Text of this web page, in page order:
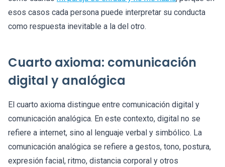
esos casos cada persona puede interpretar su conducta
como respuesta inevitable a la del otro.
Cuarto axioma: comunicación
digital y analógica
El cuarto axioma distingue entre comunicación digital y
comunicación analógica. En este contexto, digital no se
refiere a internet, sino al lenguaje verbal y simbólico. La
comunicación analógica se refiere a gestos, tono, postura,
expresión facial, ritmo, distancia corporal y otros